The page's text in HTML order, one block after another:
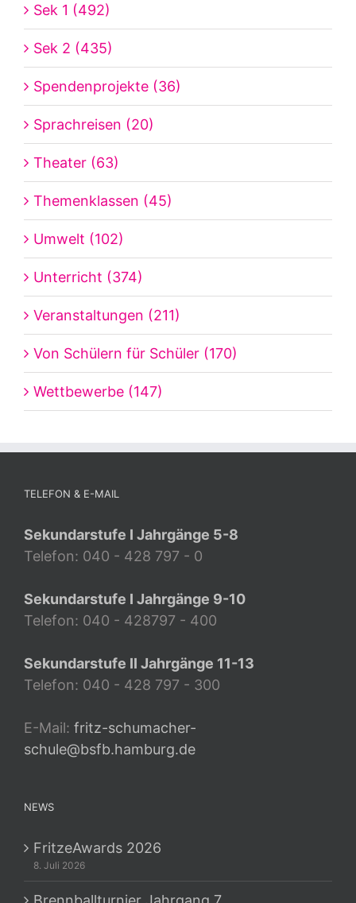
Sek 1 (492)
Sek 2 (435)
Spendenprojekte (36)
Sprachreisen (20)
Theater (63)
Themenklassen (45)
Umwelt (102)
Unterricht (374)
Veranstaltungen (211)
Von Schülern für Schüler (170)
Wettbewerbe (147)
TELEFON & E-MAIL
Sekundarstufe I Jahrgänge 5-8
Telefon: 040 - 428 797 - 0
Sekundarstufe I Jahrgänge 9-10
Telefon: 040 - 428797 - 400
Sekundarstufe II Jahrgänge 11-13
Telefon: 040 - 428 797 - 300
E-Mail: fritz-schumacher-
schule@bsfb.hamburg.de
NEWS
FritzeAwards 2026
8. Juli 2026